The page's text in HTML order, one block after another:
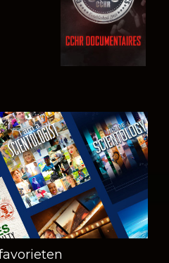
VERKEN DE
SERIE